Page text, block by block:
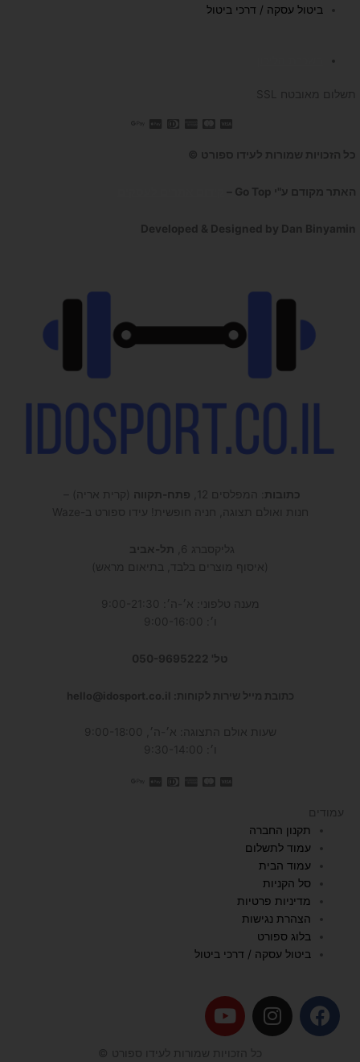
ביטול עסקה / דרכי ביטול
תשלום מאובטח SSL
כל הזכויות שמורות לעידו ספורט ©
האתר מקודם ע"י Go Top –
Developed & Designed by Dan Binyamin
כתובות : המפלסים 12, פתח-תקווה (קרית אריה) –
חנות ואולם תצוגה, חניה חופשית! עידו ספורט ב-Waze
גליקסברג 6,
תל-אביב
(איסוף מוצרים בלבד, בתיאום מראש)
מענה טלפוני: א׳-ה׳: 9:00-21:30
טל' 050-9695222
כתובת מייל שירות לקוחות: hello@idosport.co.il
שעות אולם התצוגה: א׳-ה׳, 9:00-18:00
עמודים
תקנון החברה
עמוד לתשלום
עמוד הבית
סל הקניות
מדיניות פרטיות
הצהרת נגישות
בלוג ספורט
ביטול עסקה / דרכי ביטול
F
a
I
n
Y
o
u
כל הזכויות שמורות לעידו ספורט ©